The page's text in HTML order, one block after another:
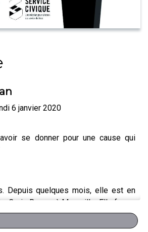
6 janvier 2020
se donner pour une cause qui
Depuis quelques mois, elle est en
Croix Rouge, à Marseille. Elle forme
gestes de premiers secours et
dans le milieu carcéral. Elle a